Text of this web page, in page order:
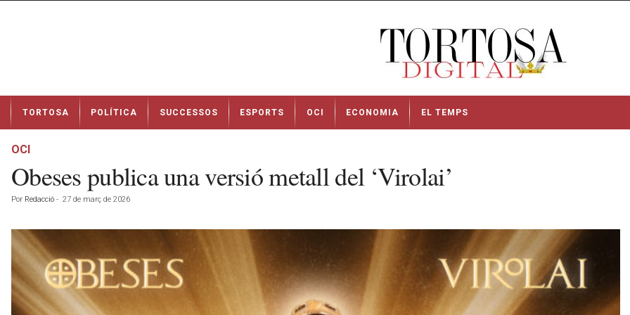
t
TORTOSA POLÍTICA SUCCESSOS ESPORTS OCI ECONOMIA EL TEMPS
OCI
Obeses publica una versió metall del ‘Virolai’
Por Redacció - 27 de març de 2026